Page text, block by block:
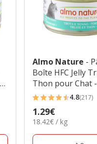
Almo Nature -
Boîte HFC Jelly
Thon pour Chat
4.8
étoiles
avec
217
4.8(217)
Prix
1.29€
1.29€
18.42€
Kg
18.42€ / kg